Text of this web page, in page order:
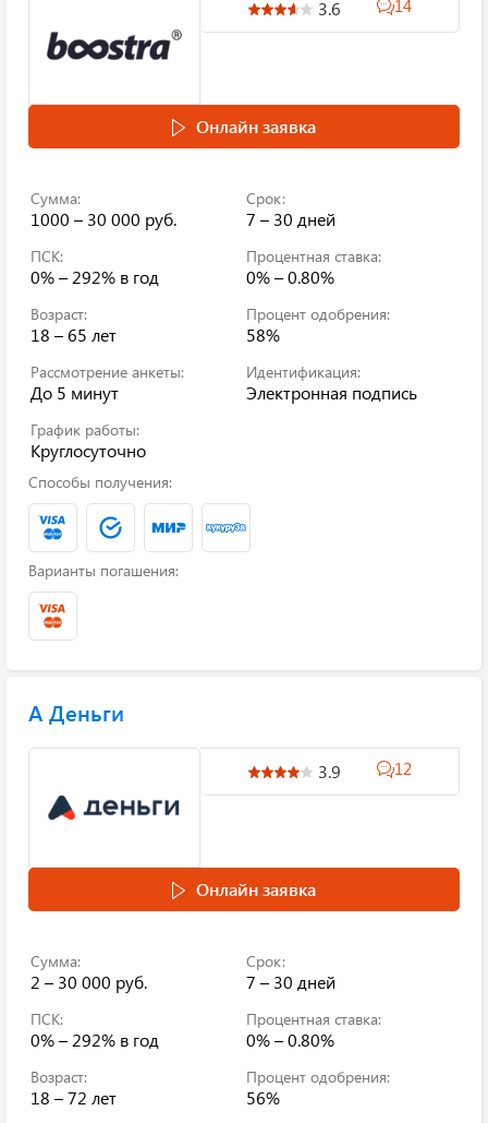
3.6 14
Онлайн заявка
Сумма:
1000 – 30 000 руб.
Срок:
7 – 30 дней
ПСК:
0% – 292% в год
Процентная ставка:
0% – 0.80%
Возраст:
18 – 65 лет
Процент одобрения:
58%
Рассмотрение анкеты:
До 5 минут
Идентификация:
Электронная подпись
График работы:
Круглосуточно
Способы получения:
Варианты погашения:
А Деньги
3.9 12
Онлайн заявка
Сумма:
2 – 30 000 руб.
Срок:
7 – 30 дней
ПСК:
0% – 292% в год
Процентная ставка:
0% – 0.80%
Возраст:
18 – 72 лет
Процент одобрения:
56%